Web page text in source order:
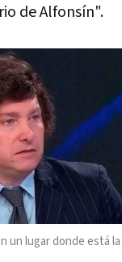
de Alfonsín".
un lugar donde está